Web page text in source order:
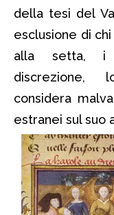
della tesi del
esclusione di
alla setta, i
discrezione,
considera
estranei sul suo